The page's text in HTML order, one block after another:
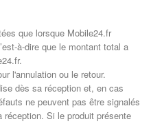
que lorsque Mobile24.fr
à-dire que le montant total a
l'annulation ou le retour.
dès sa réception et, en cas
ne peuvent pas être signalés
Si le produit présente